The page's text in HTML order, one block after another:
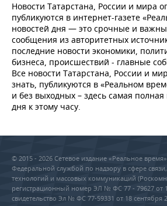
Новости Татарстана, России и мира
публикуются в интернет-газете
новостей дня — это срочные и
сообщения из авторитетных
последние новости экономики,
бизнеса, происшествий - главные
Все новости Татарстана, России и
знать, публикуются в «Реальном
и без выходных – здесь самая полная
дня к этому часу.
© 2015 - 2026 Сетевое издание «Реальное
Федеральной службой по надзору в сфере
технологий и массовых коммуникаций
регистрационный номер ЭЛ № ФС 77 - 79627 от
свидетельство Эл № ФС 77-59331 от 18 сентября